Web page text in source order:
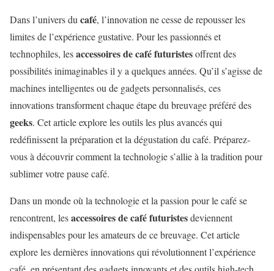
Dans l’univers du café, l’innovation ne cesse de repousser les
limites de l’expérience gustative. Pour les passionnés et
technophiles, lesaccessoires de café futuristesoffrent des
possibilités inimaginables il y a quelques années. Qu’il s’agisse de
machines intelligentes ou de gadgets personnalisés, ces
innovations transforment chaque étape du breuvage préféré des
geeks. Cet article explore les outils les plus avancés qui
redéfinissent la préparation et la dégustation du café. Préparez-
vous à découvrir comment la technologie s’allie à la tradition pour
sublimer votre pause café.
Dans un monde où la technologie et la passion pour le café se
rencontrent, lesaccessoires de café futuristesdeviennent
indispensables pour les amateurs de ce breuvage. Cet article
explore les dernières innovations qui révolutionnent l’expérience